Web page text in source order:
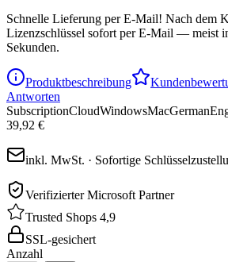
Schnelle Lieferung per E-Mail! Nach dem
Lizenzschlüssel sofort per E-Mail — meist
Sekunden.
Produktbeschreibung
Antworten
SubscriptionCloudWindowsMacGerman
39,92 €
inkl. MwSt. · Sofortige
Verifizierter Microsoft Partner
Trusted Shops 4,9
SSL-gesichert
Anzahl